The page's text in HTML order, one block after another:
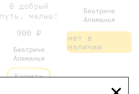
В добрый
путь, малыш!
900 ₽
Беатриче
Алеманья
Купить
Беатриче
Алеманья
нет в
наличии